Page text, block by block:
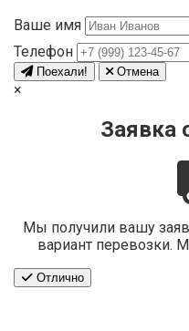
Ваше имя
Телефон
Поехали! Отмена
×
Заявка
Мы получили вашу
вариант перевозки.
Отлично